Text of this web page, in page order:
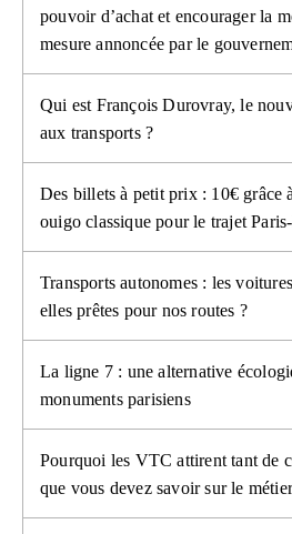
pouvoir d’achat et encourager la
mesure annoncée par le
Qui est François Durovray, le
aux transports ?
Des billets à petit prix : 10€ grâce
ouigo classique pour le trajet
Transports autonomes : les
elles prêtes pour nos routes ?
La ligne 7 : une alternative
monuments parisiens
Pourquoi les VTC attirent tant de
que vous devez savoir sur le métier